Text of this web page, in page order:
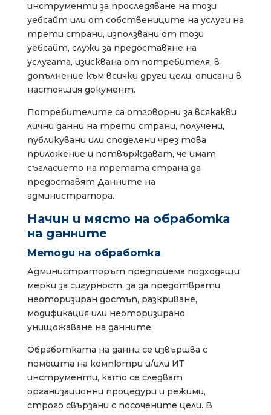
инструменти за проследяване на този
уебсайт или от собствениците на услуги на
трети страни, използвани от този
уебсайт, служи за предоставяне на
услугата, изисквана от потребителя, в
допълнение към всички други цели, описани в
настоящия документ.
Потребителите са отговорни за всякакви
лични данни на трети страни, получени,
публикувани или споделени чрез това
приложение и потвърждават, че имат
съгласието на третата страна да
предоставят Данните на
администратора.
Начин и място на обработка
на данните
Методи на обработка
Администраторът предприема подходящи
мерки за сигурност, за да предотврати
неоторизиран достъп, разкриване,
модификация или неоторизирано
унищожаване на данните.
Обработката на данни се извършва с
помощта на компютри и/или ИТ
инструменти, като се следват
организационни процедури и режими,
строго свързани с посочените цели. В